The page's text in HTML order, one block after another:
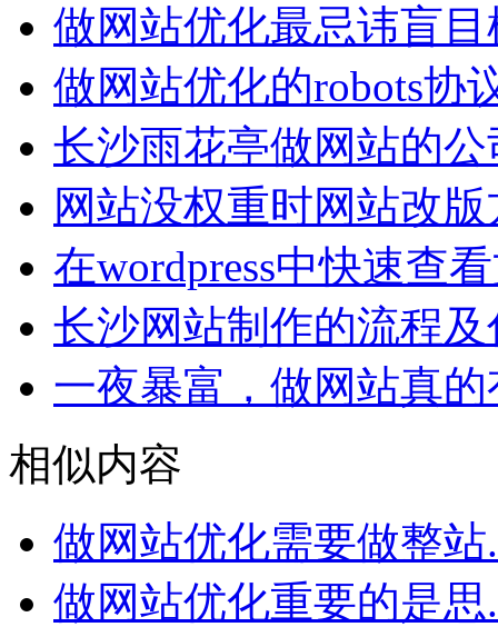
做网站优化最忌讳盲目
做网站优化的robots协
长沙雨花亭做网站的
网站没权重时网站改
在wordpress中快速查
长沙网站制作的流程
一夜暴富，做网站真
相似内容
做网站优化需要做整站
做网站优化重要的是思